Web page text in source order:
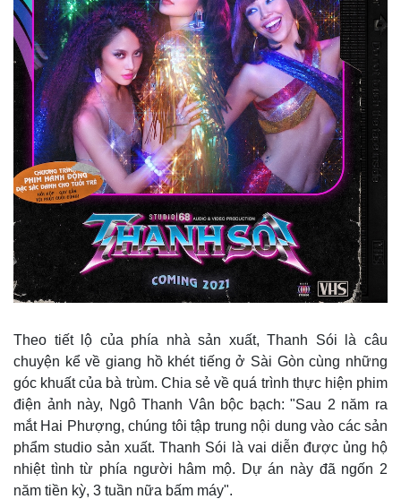
Pháp luật
Vụ án
Tin nóng
Tư vấn luật
Quân sự - Quốc phòng
Vũ khí
Việt Nam
Phân tích
Theo tiết lộ của phía nhà sản xuất, Thanh Sói là câu
chuyện kể về giang hồ khét tiếng ở Sài Gòn cùng những
góc khuất của bà trùm. Chia sẻ về quá trình thực hiện phim
điện ảnh này, Ngô Thanh Vân bộc bạch: "Sau 2 năm ra
mắt Hai Phượng, chúng tôi tập trung nội dung vào các sản
phẩm studio sản xuất. Thanh Sói là vai diễn được ủng hộ
nhiệt tình từ phía người hâm mộ. Dự án này đã ngốn 2
năm tiền kỳ, 3 tuần nữa bấm máy".